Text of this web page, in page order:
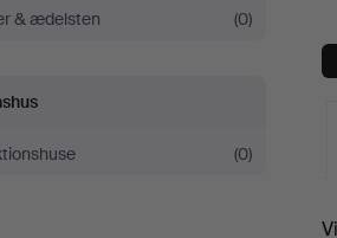
& ædelsten
(0)
(0)